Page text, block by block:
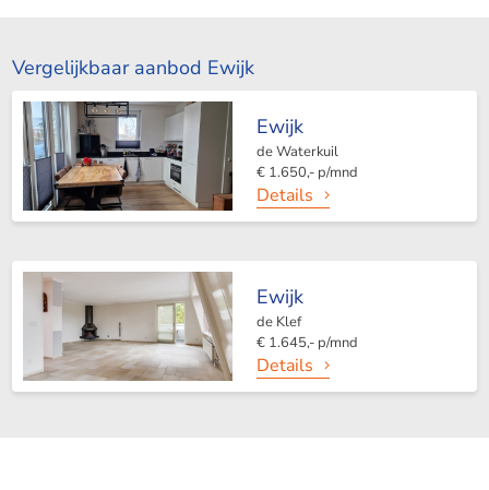
Vergelijkbaar aanbod Ewijk
Ewijk
de Waterkuil
€ 1.650,- p/mnd
Details
Ewijk
de Klef
€ 1.645,- p/mnd
Details